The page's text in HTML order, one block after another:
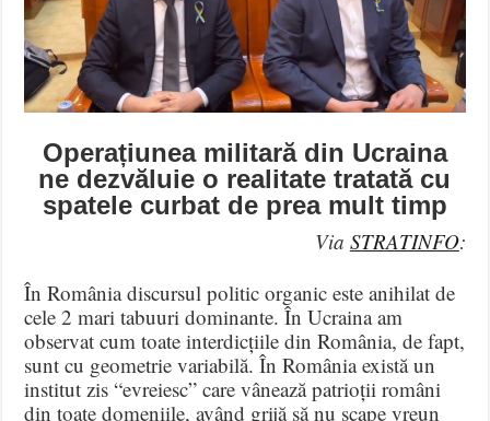
Operațiunea militară din Ucraina
ne dezvăluie o realitate tratată cu
spatele curbat de prea mult timp
Via STRATINFO:
În România discursul politic organic este anihilat de
cele 2 mari tabuuri dominante. În Ucraina am
observat cum toate interdicțiile din România, de fapt,
sunt cu geometrie variabilă. În România există un
institut zis “evreiesc” care vânează patrioții români
din toate domeniile, având grijă să nu scape vreun